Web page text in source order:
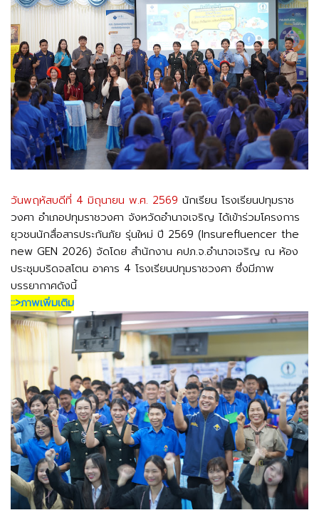
วันพฤหัสบดีที่ 4 มิถุนายน พ.ศ. 2569 นักเรียน โรงเรียนปทุมราช
วงศา อำเภอปทุมราชวงศา จังหวัดอำนาจเจริญ ได้เข้าร่วมโครงการ
ยุวชนนักสื่อสารประกันภัย รุ่นใหม่ ปี 2569 (Insurefluencer the
new GEN 2026) จัดโดย สำนักงาน คปภ.จ.อำนาจเจริญ ณ ห้อง
ประชุมบริดจสโตน อาคาร 4 โรงเรียนปทุมราชวงศา ซึ่งมีภาพ
บรรยากาศดังนี้
::>ภาพเพิ่มเติม